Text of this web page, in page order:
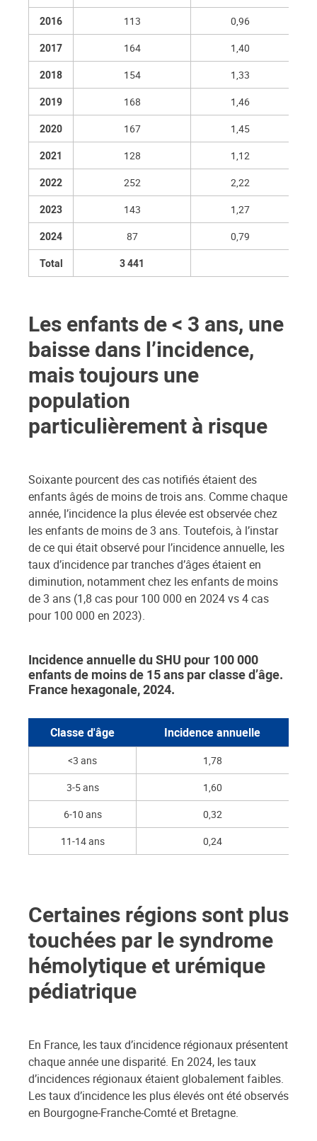
2016
113
0,96
2017
164
1,40
2018
154
1,33
2019
168
1,46
2020
167
1,45
2021
128
1,12
2022
252
2,22
2023
143
1,27
2024
87
0,79
Total
3 441
Les enfants de < 3 ans, une
baisse dans l’incidence,
mais toujours une
population
particulièrement à risque
Soixante pourcent des cas notifiés étaient des
enfants âgés de moins de trois ans. Comme chaque
année, l’incidence la plus élevée est observée chez
les enfants de moins de 3 ans. Toutefois, à l’instar
de ce qui était observé pour l’incidence annuelle, les
taux d’incidence par tranches d’âges étaient en
diminution, notamment chez les enfants de moins
de 3 ans (1,8 cas pour 100 000 en 2024 vs 4 cas
pour 100 000 en 2023).
Incidence annuelle du SHU pour 100 000
enfants de moins de 15 ans par classe d’âge.
France hexagonale, 2024.
Classe d'âge Incidence annuelle
<3 ans
1,78
3-5 ans
1,60
6-10 ans
0,32
11-14 ans
0,24
Certaines régions sont plus
touchées par le syndrome
hémolytique et urémique
pédiatrique
En France, les taux d’incidence régionaux présentent
chaque année une disparité. En 2024, les taux
d’incidences régionaux étaient globalement faibles.
Les taux d’incidence les plus élevés ont été observés
en Bourgogne-Franche-Comté et Bretagne.